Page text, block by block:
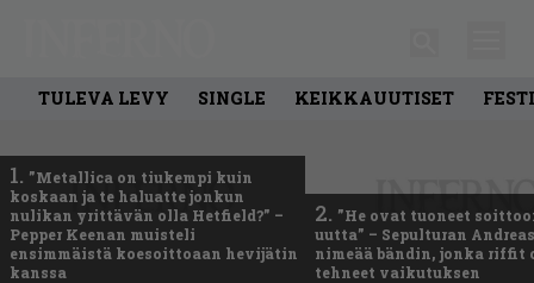
TULEVA LEVY SINGLE KEIKKAUUTISET
1. ”Metallica on tiukempi kuin
koskaan ja te haluatte jonkun
nulikan yrittävän olla Hetfield?” –
Pepper Keenan muisteli
ensimmäistä koesoittoaan hevijätin
kanssa
2. ”He ovat tuoneet
uutta” – Sepulturan
nimeää bändin, jonka riffit
tehneet vaikutuksen